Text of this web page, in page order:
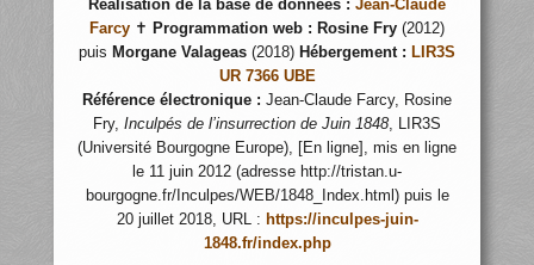
Réalisation de la base de données : Jean-Claude
Farcy ✝ Programmation web : Rosine Fry (2012)
puis Morgane Valageas (2018) Hébergement : LIR3S
UR 7366 UBE
Référence électronique : Jean-Claude Farcy, Rosine
Fry, Inculpés de l’insurrection de Juin 1848, LIR3S
(Université Bourgogne Europe), [En ligne], mis en ligne
le 11 juin 2012 (adresse http://tristan.u-
bourgogne.fr/Inculpes/WEB/1848_Index.html) puis le
20 juillet 2018, URL : https://inculpes-juin-
1848.fr/index.php